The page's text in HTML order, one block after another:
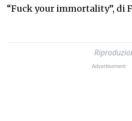
“Fuck your immortality”, di